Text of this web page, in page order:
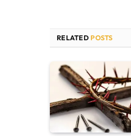
RELATED POSTS